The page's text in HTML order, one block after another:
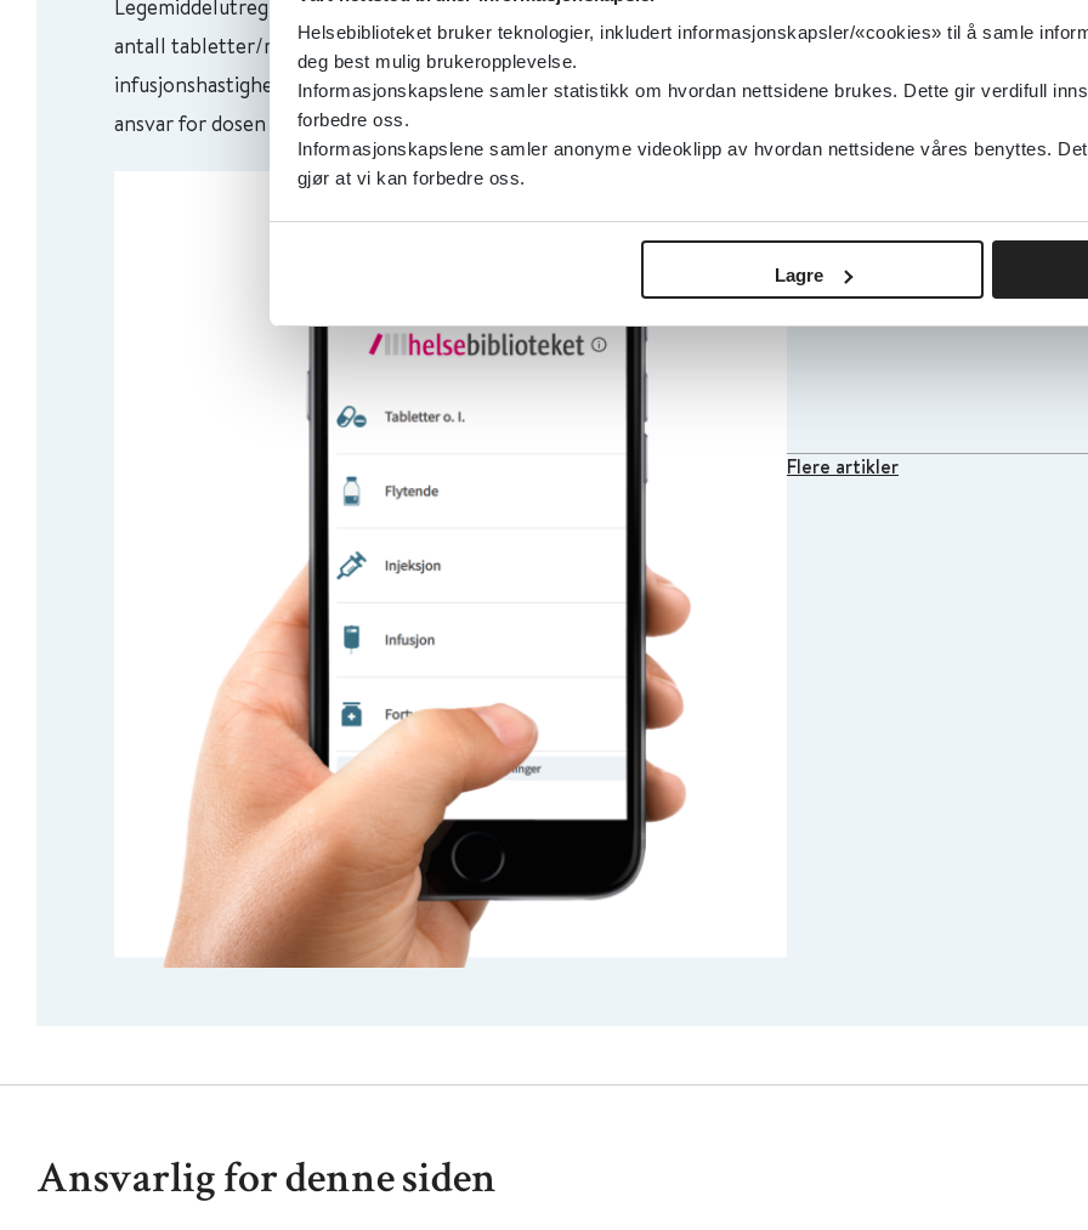
Helsebiblioteket bruker teknologier, inkludert informasjonskapsler/«cookies» til å samle
deg best mulig brukeropplevelse.
Informasjonskapslene samler statistikk om hvordan nettsidene brukes. Dette gir verdifull
forbedre oss.
Informasjonskapslene samler anonyme videoklipp av hvordan nettsidene våres benyttes.
gjør at vi kan forbedre oss.
Lagre
Legemiddelutregningsappen er laget for utregning av fortynninger,
antall tabletter/ml som den ordinerte dosen tilsvarer,
infusjonshastighet med mer. Appen erstatter ikke helsepersonells
ansvar for dosen som gis.
Miljøpåvirkning av
informasjonskilder
for samtidig testing av
intervensjoner
Flere artikler
Ansvarlig for denne siden